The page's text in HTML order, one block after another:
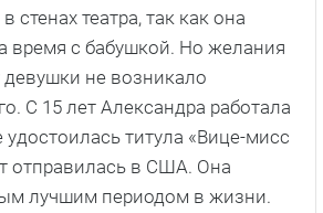
стенах театра, так как она
время с бабушкой. Но желания
девушки не возникало
С 15 лет Александра работала
титула «Вице-мисс
отправилась в США. Она
лучшим периодом в жизни.